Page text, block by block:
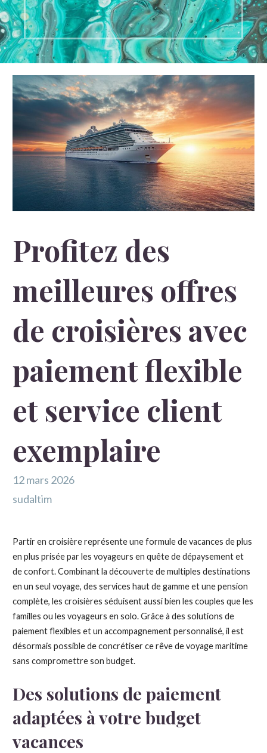
Profitez des
meilleures offres
de croisières avec
paiement flexible
et service client
exemplaire
12 mars 2026
sudaltim
Partir en croisière représente une formule de vacances de plus
en plus prisée par les voyageurs en quête de dépaysement et
de confort. Combinant la découverte de multiples destinations
en un seul voyage, des services haut de gamme et une pension
complète, les croisières séduisent aussi bien les couples que les
familles ou les voyageurs en solo. Grâce à des solutions de
paiement flexibles et un accompagnement personnalisé, il est
désormais possible de concrétiser ce rêve de voyage maritime
sans compromettre son budget.
Des solutions de paiement
adaptées à votre budget
vacances